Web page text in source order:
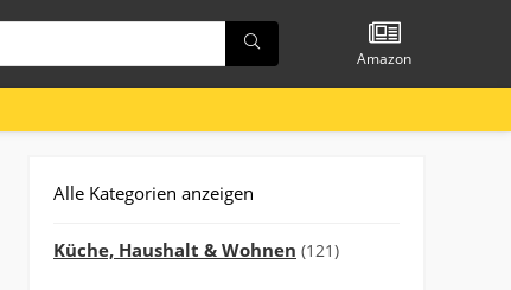
Amazon
Alle Kategorien anzeigen
Küche, Haushalt & Wohnen (121)